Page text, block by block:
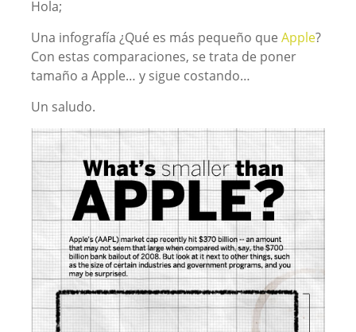
Hola;
Una infografía ¿Qué es más pequeño que Apple?
Con estas comparaciones, se trata de poner
tamaño a Apple… y sigue costando…
Un saludo.